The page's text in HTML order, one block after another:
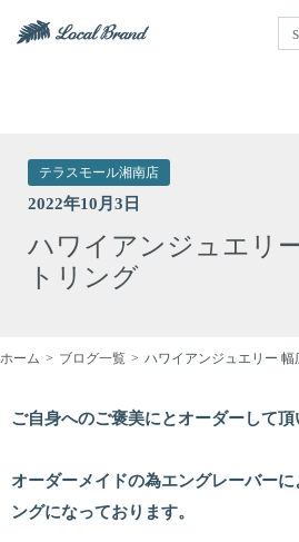
テラスモール湘南店
2022年10月3日
ハワイアンジュエリ
トリング
ホーム ブログ一覧 ハワイアンジュエリー
ご自身へのご褒美にとオーダーして頂
オーダーメイドの為エングレーバー
ングになっております。